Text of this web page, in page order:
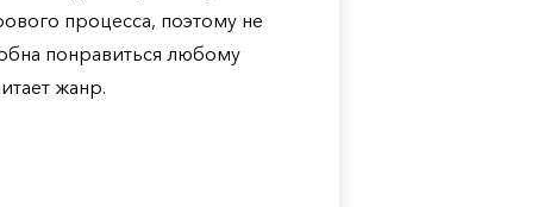
процесса, поэтому не
понравиться любому
жанр.